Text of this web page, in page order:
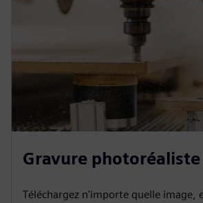
Gravure photoréaliste
Téléchargez n'importe quelle image,